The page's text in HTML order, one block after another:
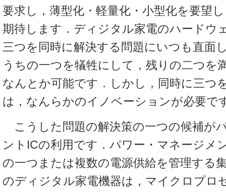
要求し，薄型化・軽量化・小型化を要望
期待します．ディジタル家電のハードウ
三つを同時に解決する問題にいつも直面
うちの一つを犠牲にして，残りの二つを
なんとか可能です．しかし，同時に三つ
は，なんらかのイノベーションが必要
こうした問題の解決策の一つの候補が
ントICの利用です．パワー・マネージメ
の一つまたは複数の電源供給を管理する
のディジタル家電機器は，マイクロプロ